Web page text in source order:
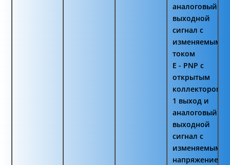
аналоговый
выходной
сигнал с
изменяемым
током
E - PNP с
открытым
коллектором
1 выход и
аналоговый
выходной
сигнал с
изменяемым
напряжением